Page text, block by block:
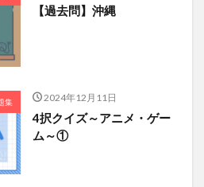
【過去問】沖縄
集 2024年12月11日
4択クイズ～アニメ・ゲー
ム～①